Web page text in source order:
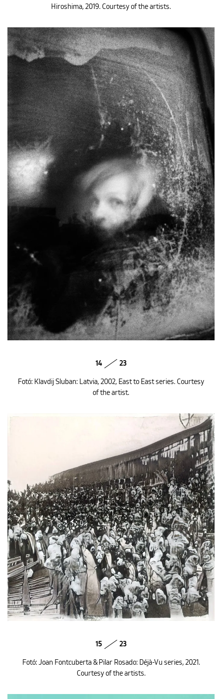
Hiroshima, 2019. Courtesy of the artists.
14 23
Fotó: Klavdij Sluban: Latvia, 2002, East to East series. Courtesy
of the artist.
15 23
Fotó: Joan Fontcuberta & Pilar Rosado: Déjà-Vu series, 2021.
Courtesy of the artists.